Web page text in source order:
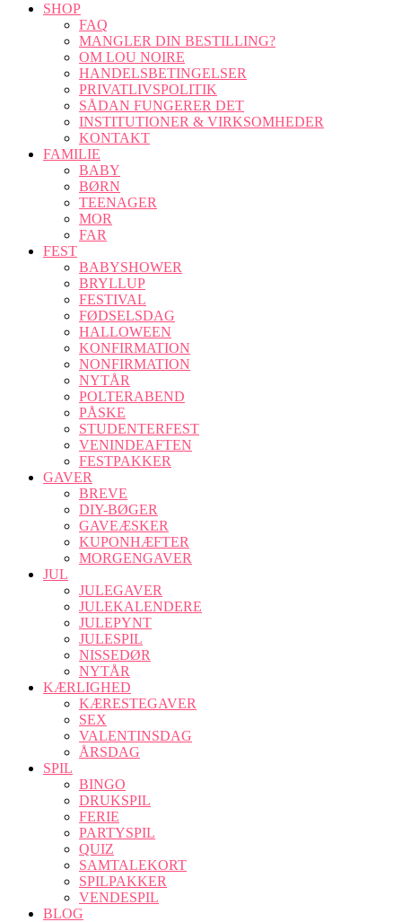
SHOP
FAQ
MANGLER DIN BESTILLING?
OM LOU NOIRE
HANDELSBETINGELSER
PRIVATLIVSPOLITIK
SÅDAN FUNGERER DET
INSTITUTIONER & VIRKSOMHEDER
KONTAKT
FAMILIE
BABY
BØRN
TEENAGER
MOR
FAR
FEST
BABYSHOWER
BRYLLUP
FESTIVAL
FØDSELSDAG
HALLOWEEN
KONFIRMATION
NONFIRMATION
NYTÅR
POLTERABEND
PÅSKE
STUDENTERFEST
VENINDEAFTEN
FESTPAKKER
GAVER
BREVE
DIY-BØGER
GAVEÆSKER
KUPONHÆFTER
MORGENGAVER
JUL
JULEGAVER
JULEKALENDERE
JULEPYNT
JULESPIL
NISSEDØR
NYTÅR
KÆRLIGHED
KÆRESTEGAVER
SEX
VALENTINSDAG
ÅRSDAG
SPIL
BINGO
DRUKSPIL
FERIE
PARTYSPIL
QUIZ
SAMTALEKORT
SPILPAKKER
VENDESPIL
BLOG